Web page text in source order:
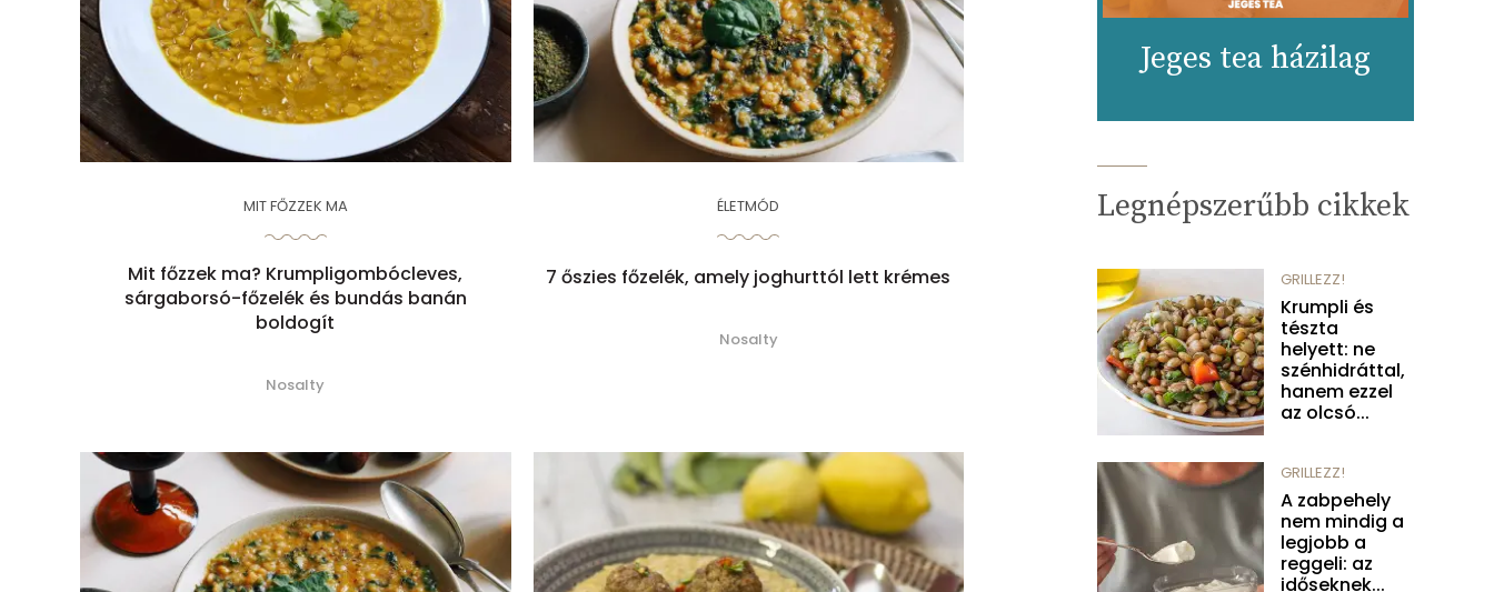
MIT FŐZZEK MA
Mit főzzek ma? Krumpligombócleves,
sárgaborsó-főzelék és bundás banán
boldogít
Nosalty
ÉLETMÓD
7 őszies főzelék, amely joghurttól lett krémes
Nosalty
Jeges tea házilag
Legnépszerűbb cikkek
GRILLEZZ!
Krumpli és
tészta
helyett: ne
szénhidráttal,
hanem ezzel
az olcsó...
GRILLEZZ!
A zabpehely
nem mindig a
legjobb a
reggeli: az
időseknek...